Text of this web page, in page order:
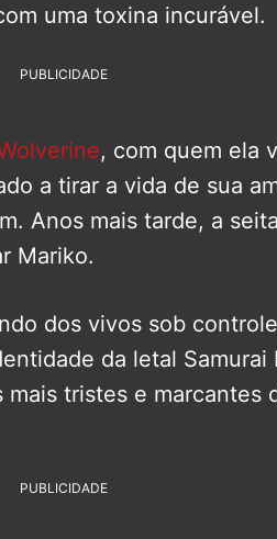
uma toxina incurável.
PUBLICIDADE
, com quem ela
a tirar a vida de sua
Anos mais tarde, a
Mariko.
dos vivos sob
da letal Samurai
tristes e marcantes
PUBLICIDADE